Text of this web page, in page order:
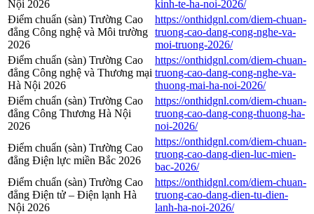
Nội 2026
kinh-te-ha-noi-2026/
Điểm chuẩn (sàn) Trường Cao
đẳng Công nghệ và Môi trường
2026
https://onthidgnl.com/diem-chuan-
truong-cao-dang-cong-nghe-va-
moi-truong-2026/
Điểm chuẩn (sàn) Trường Cao
đẳng Công nghệ và Thương mại
Hà Nội 2026
https://onthidgnl.com/diem-chuan-
truong-cao-dang-cong-nghe-va-
thuong-mai-ha-noi-2026/
Điểm chuẩn (sàn) Trường Cao
đẳng Công Thương Hà Nội
2026
https://onthidgnl.com/diem-chuan-
truong-cao-dang-cong-thuong-ha-
noi-2026/
Điểm chuẩn (sàn) Trường Cao
đẳng Điện lực miền Bắc 2026
https://onthidgnl.com/diem-chuan-
truong-cao-dang-dien-luc-mien-
bac-2026/
Điểm chuẩn (sàn) Trường Cao
đẳng Điện tử – Điện lạnh Hà
Nội 2026
https://onthidgnl.com/diem-chuan-
truong-cao-dang-dien-tu-dien-
lanh-ha-noi-2026/